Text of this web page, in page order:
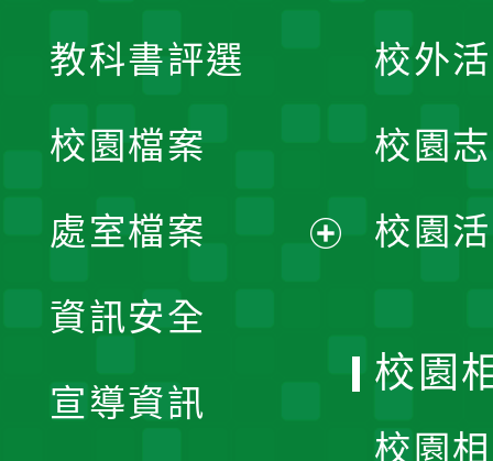
單
教科書評選
校園檔案
處室檔案
資訊安全
宣導資訊
校外
校園
校園
校園
校園